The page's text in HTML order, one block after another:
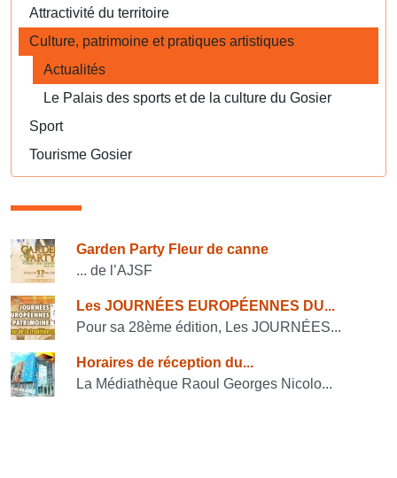
Attractivité du territoire
Culture, patrimoine et pratiques artistiques
Actualités
Le Palais des sports et de la culture du Gosier
Sport
Tourisme Gosier
Consulter également
Garden Party Fleur de canne
... de l’AJSF
Les JOURNÉES EUROPÉENNES DU...
Pour sa 28ème édition, Les JOURNÉES...
Horaires de réception du...
La Médiathèque Raoul Georges Nicolo...